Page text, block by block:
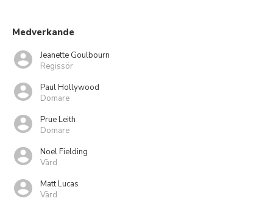
Medverkande
Jeanette Goulbourn
Regissör
Paul Hollywood
Domare
Prue Leith
Domare
Noel Fielding
Värd
Matt Lucas
Värd